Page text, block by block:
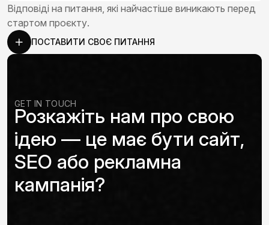
Відповіді на питання, які найчастіше виникають перед
стартом проєкту.
ПОСТАВИТИ СВОЄ ПИТАННЯ
GET IN TOUCH
Розкажіть нам про свою
ідею — це має бути сайт,
SEO або рекламна
кампанія?